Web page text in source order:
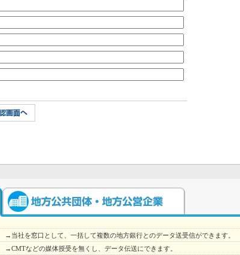
→当社を窓口として、一括して複数の地方銀行とのデータ送受信ができます。
→CMTなどの媒体授受を無くし、データ伝送にできます。